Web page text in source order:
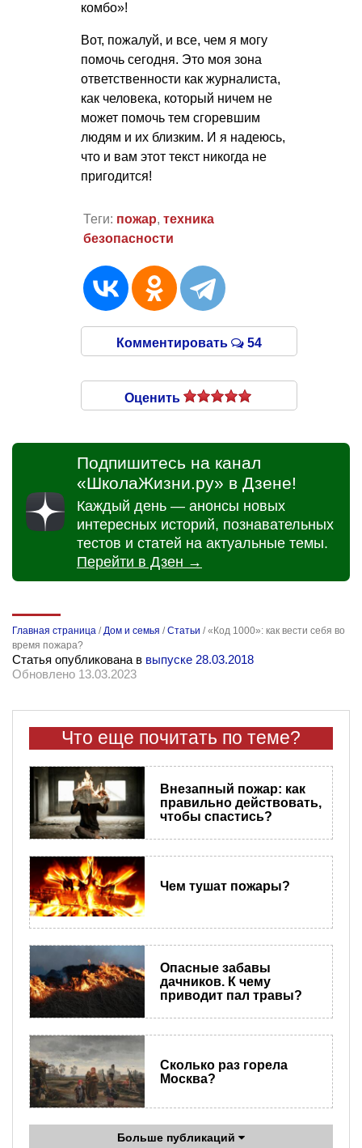
комбо»!
Вот, пожалуй, и все, чем я могу
помочь сегодня. Это моя зона
ответственности как журналиста,
как человека, который ничем не
может помочь тем сгоревшим
людям и их близким. И я надеюсь,
что и вам этот текст никогда не
пригодится!
Теги: пожар, техника
безопасности
Комментировать 54
Оценить
Подпишитесь на канал
«ШколаЖизни.ру» в Дзене!
Каждый день — анонсы новых
интересных историй, познавательных
тестов и статей на актуальные темы.
Перейти в Дзен →
Главная страница /Дом и семья /Статьи /«Код 1000»: как вести себя во
время пожара?
Статья опубликована в выпуске 28.03.2018
Обновлено 13.03.2023
Что еще почитать по теме?
Внезапный пожар: как
правильно действовать,
чтобы спастись?
Чем тушат пожары?
Опасные забавы
дачников. К чему
приводит пал травы?
Сколько раз горела
Москва?
Больше публикаций